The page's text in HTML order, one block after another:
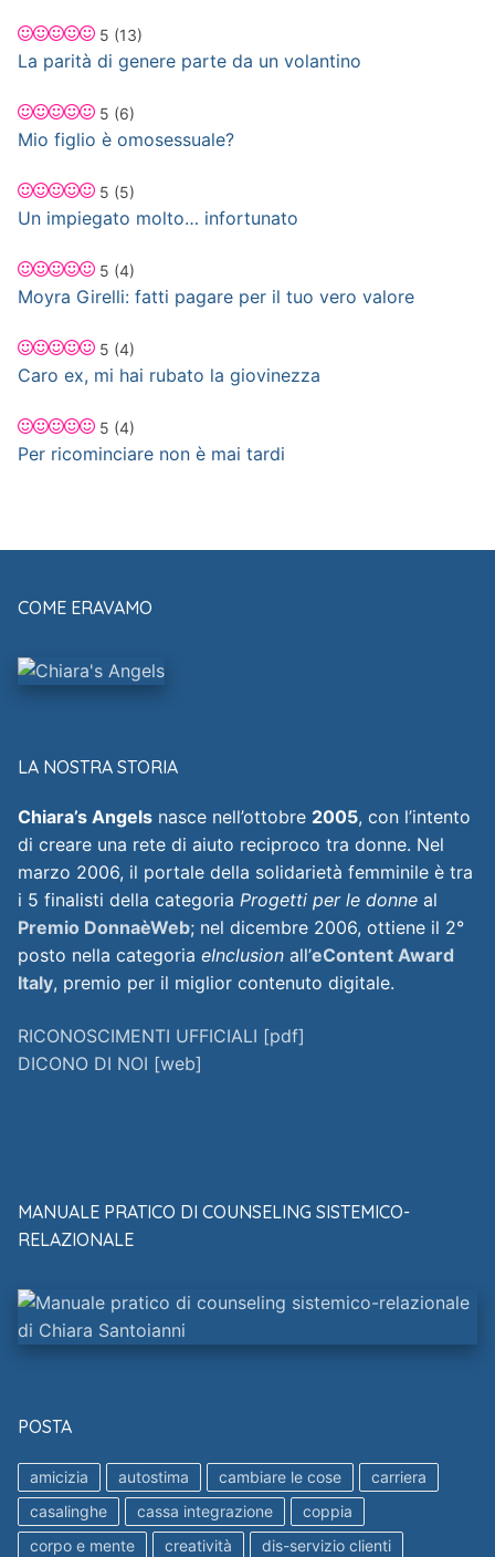
5 (13)
La parità di genere parte da un volantino
5 (6)
Mio figlio è omosessuale?
5 (5)
Un impiegato molto… infortunato
5 (4)
Moyra Girelli: fatti pagare per il tuo vero valore
5 (4)
Caro ex, mi hai rubato la giovinezza
5 (4)
Per ricominciare non è mai tardi
COME ERAVAMO
LA NOSTRA STORIA
Chiara’s Angels nasce nell’ottobre 2005, con l’intento
di creare una rete di aiuto reciproco tra donne. Nel
marzo 2006, il portale della solidarietà femminile è tra
i 5 finalisti della categoria Progetti per le donne al
Premio DonnaèWeb; nel dicembre 2006, ottiene il 2°
posto nella categoria eInclusion all’eContent Award
Italy, premio per il miglior contenuto digitale.
RICONOSCIMENTI UFFICIALI [pdf]
DICONO DI NOI [web]
MANUALE PRATICO DI COUNSELING SISTEMICO-
RELAZIONALE
POSTA
amicizia autostima cambiare le cose
carriera
casalinghe
cassa integrazione
coppia
corpo e mente
creatività dis-servizio clienti